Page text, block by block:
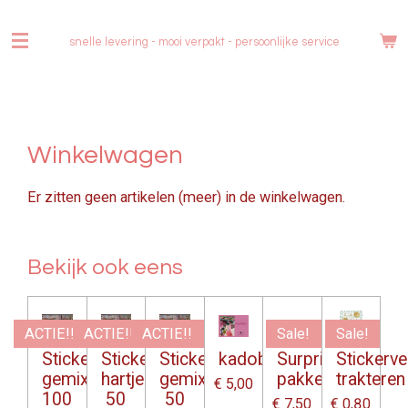
direct
snelle levering - mooi verpakt - persoonlijke service
Winkelwagen
Er zitten geen artikelen (meer) in de winkelwagen.
Bekijk ook eens
ACTIE!!
Stickerset
gemixt
100
ACTIE!!
Stickerset
hartjes
50
ACTIE!!
Stickerset
gemixt
50
kadobon
€ 5,00
Sale!
Surprise
pakket
€ 7,50
Sale!
trakteren
€ 0,80